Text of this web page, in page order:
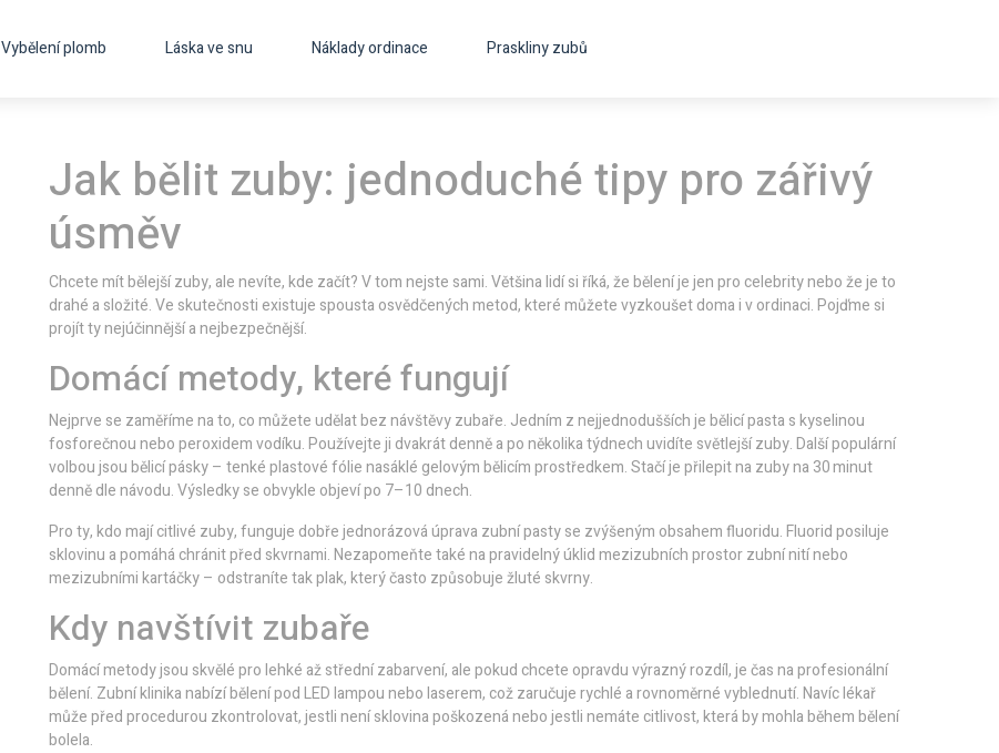
Vybělení plomb Láska ve snu Náklady ordinace Praskliny zubů
Jak bělit zuby: jednoduché tipy pro zářivý
úsměv
Chcete mít bělejší zuby, ale nevíte, kde začít? V tom nejste sami. Většina lidí si říká, že bělení je jen pro celebrity nebo že je to
drahé a složité. Ve skutečnosti existuje spousta osvědčených metod, které můžete vyzkoušet doma i v ordinaci. Pojďme si
projít ty nejúčinnější a nejbezpečnější.
Domácí metody, které fungují
Nejprve se zaměříme na to, co můžete udělat bez návštěvy zubaře. Jedním z nejjednodušších je bělicí pasta s kyselinou
fosforečnou nebo peroxidem vodíku. Používejte ji dvakrát denně a po několika týdnech uvidíte světlejší zuby. Další populární
volbou jsou bělicí pásky – tenké plastové fólie nasáklé gelovým bělicím prostředkem. Stačí je přilepit na zuby na 30 minut
denně dle návodu. Výsledky se obvykle objeví po 7–10 dnech.
Pro ty, kdo mají citlivé zuby, funguje dobře jednorázová úprava zubní pasty se zvýšeným obsahem fluoridu. Fluorid posiluje
sklovinu a pomáhá chránit před skvrnami. Nezapomeňte také na pravidelný úklid mezizubních prostor zubní nití nebo
mezizubními kartáčky – odstraníte tak plak, který často způsobuje žluté skvrny.
Kdy navštívit zubaře
Domácí metody jsou skvělé pro lehké až střední zabarvení, ale pokud chcete opravdu výrazný rozdíl, je čas na profesionální
bělení. Zubní klinika nabízí bělení pod LED lampou nebo laserem, což zaručuje rychlé a rovnoměrné vyblednutí. Navíc lékař
může před procedurou zkontrolovat, jestli není sklovina poškozená nebo jestli nemáte citlivost, která by mohla během bělení
bolela.